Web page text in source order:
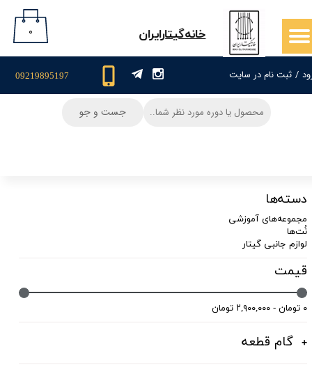
/ ثبت نام در سایت
حساب کاربری من
سفارشات
09219895197
​خانه‌گیتار‌ایران ۰
جست و جو
دسته‌ها
مجموعه‌های آموزشی
نُت‌ها
لوازم جانبی گیتار
قیمت
۰ تومان - ۲,۹۰۰,۰۰۰ تومان
گام قطعه